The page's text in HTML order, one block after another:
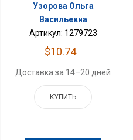
Узорова Ольга
Васильевна
Артикул: 1279723
$10.74
Доставка за 14–20 дней
КУПИТЬ